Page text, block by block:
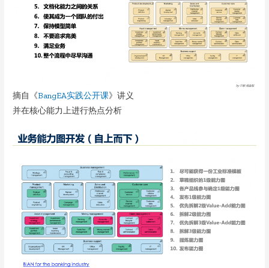
摘自《BangEA实践公开课》讲义
并在核心能力上进行热点分析